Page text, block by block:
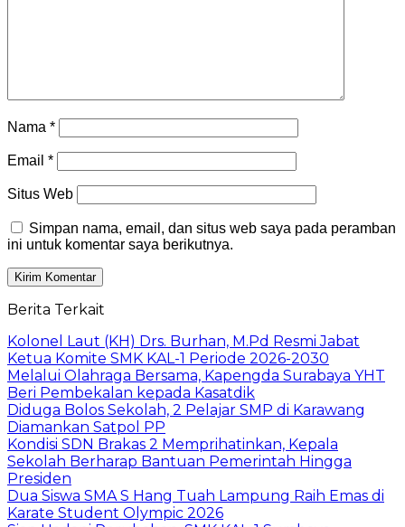
Nama *
Email *
Situs Web
Simpan nama, email, dan situs web saya pada peramban
ini untuk komentar saya berikutnya.
Berita Terkait
Kolonel Laut (KH) Drs. Burhan, M.Pd Resmi Jabat
Ketua Komite SMK KAL-1 Periode 2026-2030
Melalui Olahraga Bersama, Kapengda Surabaya YHT
Beri Pembekalan kepada Kasatdik
Diduga Bolos Sekolah, 2 Pelajar SMP di Karawang
Diamankan Satpol PP
Kondisi SDN Brakas 2 Memprihatinkan, Kepala
Sekolah Berharap Bantuan Pemerintah Hingga
Presiden
Dua Siswa SMA S Hang Tuah Lampung Raih Emas di
Karate Student Olympic 2026